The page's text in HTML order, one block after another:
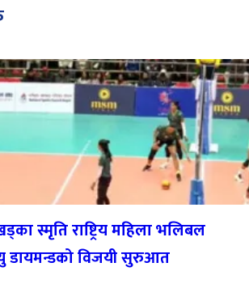
स्मृति राष्ट्रिय महिला भलिबल
डायमन्डको विजयी सुरुआत